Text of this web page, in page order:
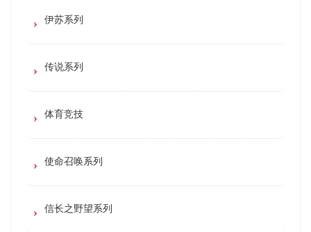
伊苏系列
传说系列
体育竞技
使命召唤系列
信长之野望系列